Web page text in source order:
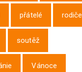
přátelé rodiče
soutěž
Vánoce